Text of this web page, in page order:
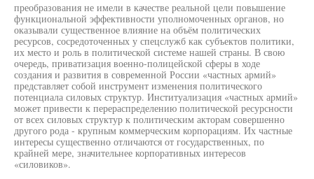
преобразования не имели в качестве реальной цели повышение
функциональной эффективности уполномоченных органов, но
оказывали существенное влияние на объём политических
ресурсов, сосредоточенных у спецслужб как субъектов политики,
их место и роль в политической системе нашей страны. В свою
очередь, приватизация военно-полицейской сферы в ходе
создания и развития в современной России «частных армий»
представляет собой инструмент изменения политического
потенциала силовых структур. Институализация «частных армий»
может привести к перераспределению политической ресурсности
от всех силовых структур к политическим акторам совершенно
другого рода - крупным коммерческим корпорациям. Их частные
интересы существенно отличаются от государственных, по
крайней мере, значительнее корпоративных интересов
«силовиков».